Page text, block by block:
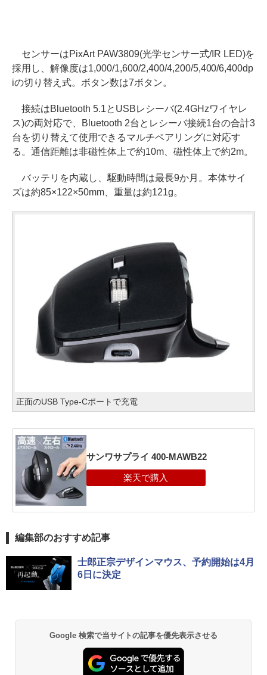
センサーはPixArt PAW3809(光学センサー式/IR LED)を
採用し、解像度は1,000/1,600/2,400/4,200/5,400/6,400dp
iの切り替え式。ボタン数は7ボタン。
接続はBluetooth 5.1とUSBレシーバ(2.4GHzワイヤレ
ス)の両対応で、Bluetooth 2台とレシーバ接続1台の合計3
台を切り替えて使用できるマルチペアリングに対応す
る。通信距離は非磁性体上で約10m、磁性体上で約2m。
バッテリを内蔵し、駆動時間は最長9か月。本体サイ
ズは約85×122×50mm、重量は約121g。
正面のUSB Type-Cポートで充電
サンワサプライ 400-MAWB22
編集部のおすすめ記事
士郎正宗デザインマウス、予約開始は4月
6日に決定
Google 検索で当サイトの記事を優先表示させる